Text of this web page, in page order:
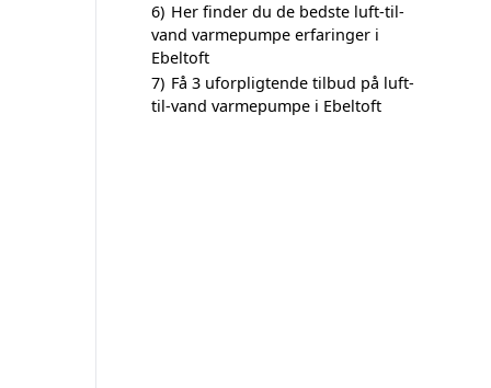
6) Her finder du de bedste luft-til-
vand varmepumpe erfaringer i
Ebeltoft
7) Få 3 uforpligtende tilbud på luft-
til-vand varmepumpe i Ebeltoft